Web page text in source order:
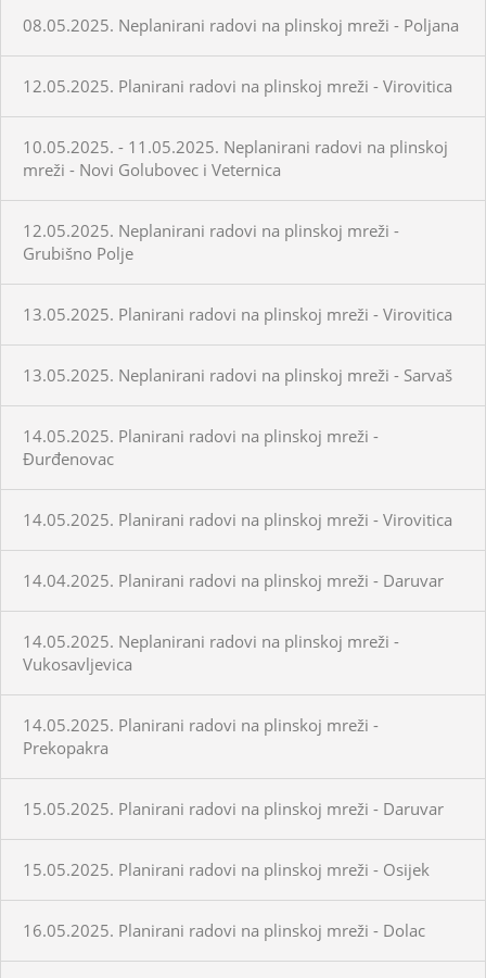
08.05.2025. Neplanirani radovi na plinskoj mreži - Poljana
12.05.2025. Planirani radovi na plinskoj mreži - Virovitica
10.05.2025. - 11.05.2025. Neplanirani radovi na plinskoj
mreži - Novi Golubovec i Veternica
12.05.2025. Neplanirani radovi na plinskoj mreži -
Grubišno Polje
13.05.2025. Planirani radovi na plinskoj mreži - Virovitica
13.05.2025. Neplanirani radovi na plinskoj mreži - Sarvaš
14.05.2025. Planirani radovi na plinskoj mreži -
Đurđenovac
14.05.2025. Planirani radovi na plinskoj mreži - Virovitica
14.04.2025. Planirani radovi na plinskoj mreži - Daruvar
14.05.2025. Neplanirani radovi na plinskoj mreži -
Vukosavljevica
14.05.2025. Planirani radovi na plinskoj mreži -
Prekopakra
15.05.2025. Planirani radovi na plinskoj mreži - Daruvar
15.05.2025. Planirani radovi na plinskoj mreži - Osijek
16.05.2025. Planirani radovi na plinskoj mreži - Dolac